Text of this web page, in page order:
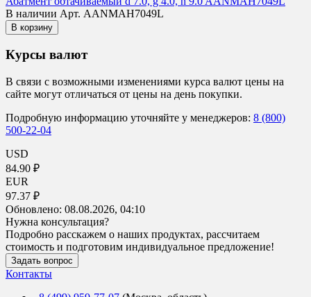
В наличии Арт. AANMAH7049L
В корзину
Курсы валют
В связи с возможными изменениями курса валют цены на
сайте могут отличаться от цены на день покупки.
Подробную информацию уточняйте у менеджеров: 8 (800)
500-22-04
USD
84.90 ₽
EUR
97.37 ₽
Обновлено: 08.08.2026, 04:10
Нужна консультация?
Подробно расскажем о наших продуктах, рассчитаем
стоимость и подготовим индивидуальное предложение!
Задать вопрос
Контакты